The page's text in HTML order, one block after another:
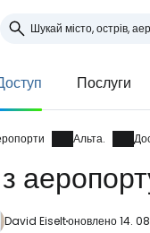
Послуги
Альта.
David Eiseltоновлено 14.
до
спільнота
Продовжуйте з